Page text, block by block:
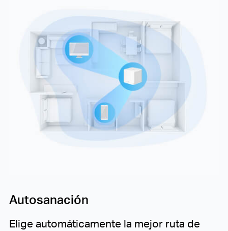
Autosanación
Elige automáticamente la mejor ruta de